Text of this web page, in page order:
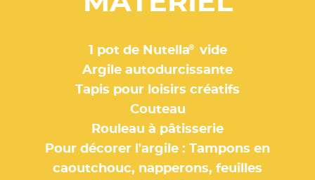
1 pot de Nutella®
vide
Argile autodurcissante
Tapis pour loisirs créatifs
Couteau
Rouleau à pâtisserie
Pour décorer l'argile : Tampons en
caoutchouc, napperons, feuilles